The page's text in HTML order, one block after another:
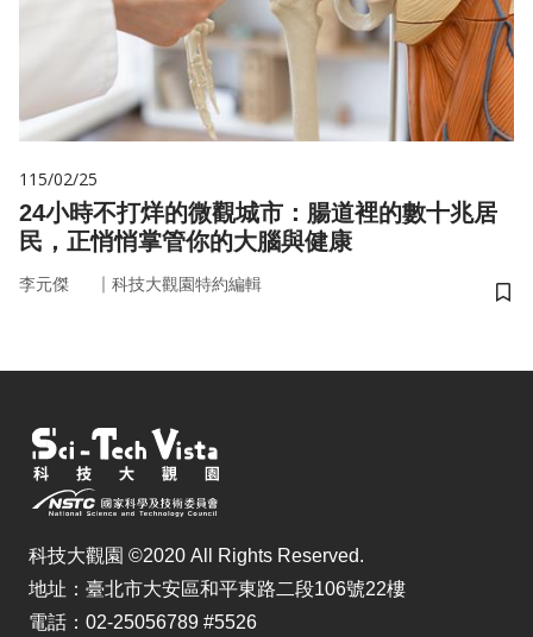
115/02/25
24小時不打烊的微觀城市：腸道裡的數十兆居
民，正悄悄掌管你的大腦與健康
李元傑 ｜ 科技大觀園特約編輯
儲
科技大觀園 ©2020 All Rights Reserved.
地址：臺北市大安區和平東路二段106號22樓
電話：02-25056789 #5526